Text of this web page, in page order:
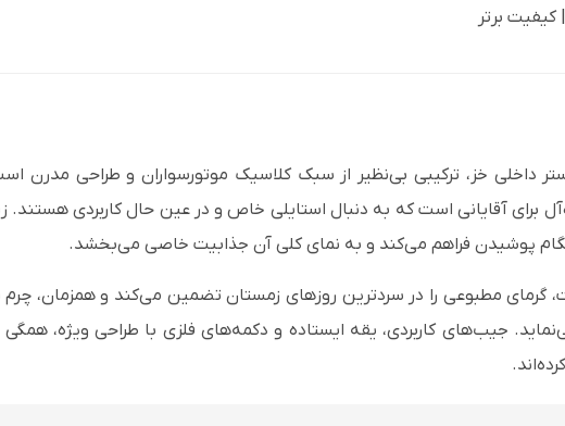
برتر
داخلی خز، ترکیبی بی‌نظیر از سبک کلاسیک موتورسواران و طراحی
برای آقایانی است که به دنبال استایلی خاص و در عین حال کاربردی
هنگام پوشیدن فراهم می‌کند و به نمای کلی آن جذابیت خاصی می‌بخشد.
گرمای مطبوعی را در سردترین روزهای زمستان تضمین می‌کند و همزمان،
جیب‌های کاربردی، یقه ایستاده و دکمه‌های فلزی با طراحی ویژه،